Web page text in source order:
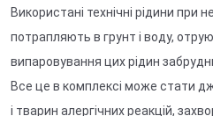
Використані технічні рідини при
потрапляють в грунт і воду,
випаровування цих рідин
Все це в комплексі може стати
і тварин алергічних реакцій,